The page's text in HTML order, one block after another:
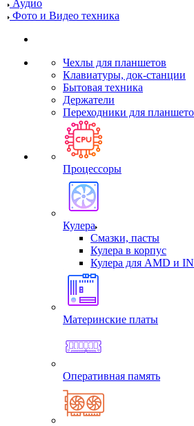
Аудио
Фото и Видео техника
Чехлы для планшетов
Клавиатуры, док-станции
Бытовая техника
Держатели
Переходники для
Процессоры
Кулера
Смазки, пасты
Кулера в корпус
Кулера для AMD и
Материнские платы
Оперативная память